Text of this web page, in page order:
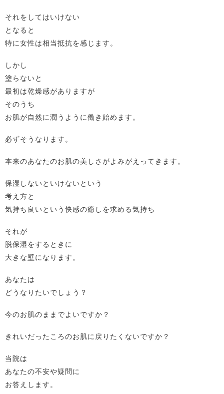
それをしてはいけない
となると
特に女性は相当抵抗を感じます。
しかし
塗らないと
最初は乾燥感がありますが
そのうち
お肌が自然に潤うように働き始めます。
必ずそうなります。
本来のあなたのお肌の美しさがよみがえってきます。
保湿しないといけないという
考え方と
気持ち良いという快感の癒しを求める気持ち
それが
脱保湿をするときに
大きな壁になります。
あなたは
どうなりたいでしょう？
今のお肌のままでよいですか？
きれいだったころのお肌に戻りたくないですか？
当院は
あなたの不安や疑問に
お答えします。